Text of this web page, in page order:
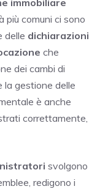
più comuni ci sono
delle dichiarazioni
che
dei cambi di
gestione delle
è anche
correttamente,
svolgono
redigono i